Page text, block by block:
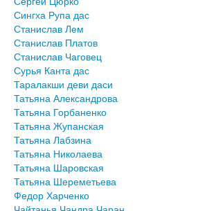
Сингха Рупа дас
Станислав Лем
Станислав Платов
Станислав Чаговец
Сурья Канта дас
Таралакши деви даси
Татьяна Александрова
Татьяна Горбаненко
Татьяна Жупанская
Татьяна Лабзина
Татьяна Николаева
Татьяна Шаровская
Татьяна Шереметьева
Федор Харченко